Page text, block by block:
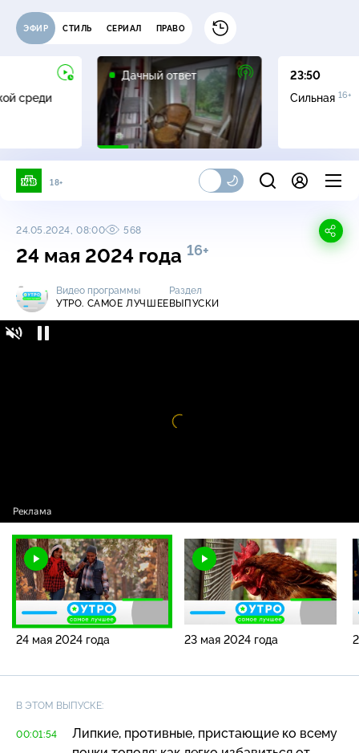
ЭФИР СТИЛЬ СЕРИАЛ ПРАВО
среди
Дачный ответ
0+
23:50
Сильная 16+
18+
24.05.2024, 08:00 568
24 мая 2024 года 16+
Видео программы
УТРО. САМОЕ ЛУЧШЕЕ
Раздел
ВЫПУСКИ
24 мая 2024 года 23 мая 2024 года
В ЭТОМ ВЫПУСКЕ:
00:01:54
Липкие, противные, пристающие ко всему